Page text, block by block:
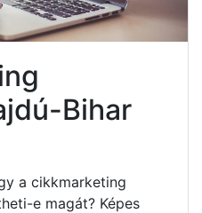
Bihar
a cikkmarketing
e magát? Képes